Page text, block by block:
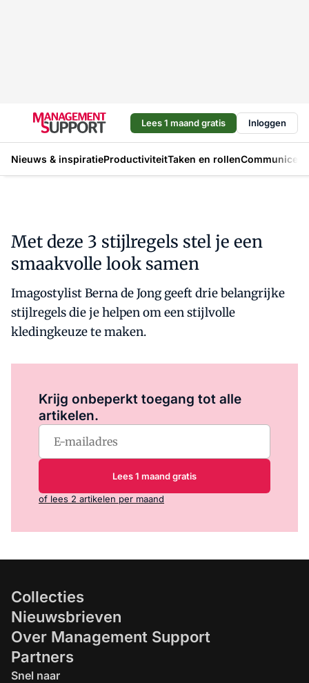
Lees 1 maand gratis Inloggen
Nieuws & inspiratieProductiviteitTaken en rollen
Met deze 3 stijlregels stel je een
smaakvolle look samen
Imagostylist Berna de Jong geeft drie belangrijke
stijlregels die je helpen om een stijlvolle
kledingkeuze te maken.
Krijg onbeperkt toegang tot alle
artikelen.
Lees 1 maand gratis
of lees 2 artikelen per maand
Collecties
Nieuwsbrieven
Over Management Support
Partners
Snel naar